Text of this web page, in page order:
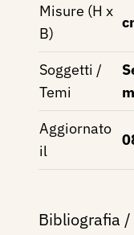
Misure (H x
B)
Soggetti /
Temi
Aggiornato
il
Bibliografia /